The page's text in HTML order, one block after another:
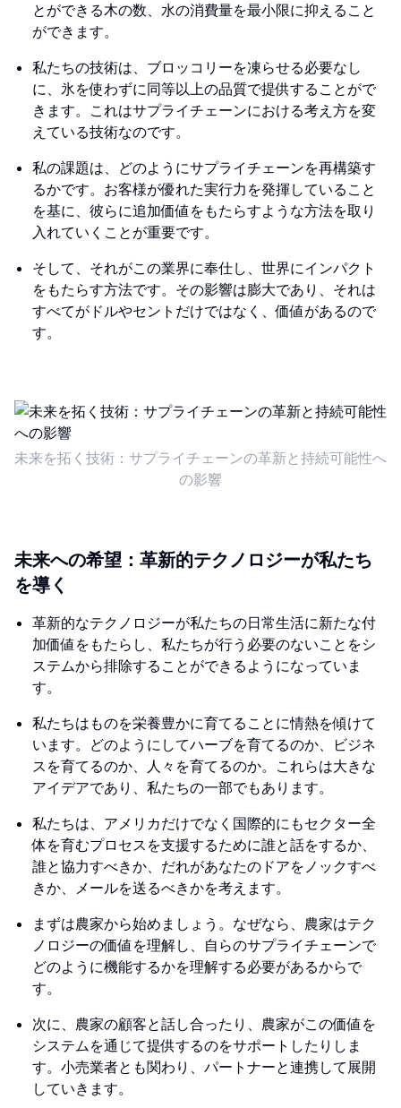
とができる木の数、水の消費量を最小限に抑えること
ができます。
私たちの技術は、ブロッコリーを凍らせる必要なし
に、氷を使わずに同等以上の品質で提供することがで
きます。これはサプライチェーンにおける考え方を変
えている技術なのです。
私の課題は、どのようにサプライチェーンを再構築す
るかです。お客様が優れた実行力を発揮していること
を基に、彼らに追加価値をもたらすような方法を取り
入れていくことが重要です。
そして、それがこの業界に奉仕し、世界にインパクト
をもたらす方法です。その影響は膨大であり、それは
すべてがドルやセントだけではなく、価値があるので
す。
未来を拓く技術：サプライチェーンの革新と持続可能性へ
の影響
未来への希望：革新的テクノロジーが私たち
を導く
革新的なテクノロジーが私たちの日常生活に新たな付
加価値をもたらし、私たちが行う必要のないことをシ
ステムから排除することができるようになっていま
す。
私たちはものを栄養豊かに育てることに情熱を傾けて
います。どのようにしてハーブを育てるのか、ビジネ
スを育てるのか、人々を育てるのか。これらは大きな
アイデアであり、私たちの一部でもあります。
私たちは、アメリカだけでなく国際的にもセクター全
体を育むプロセスを支援するために誰と話をするか、
誰と協力すべきか、だれがあなたのドアをノックすべ
きか、メールを送るべきかを考えます。
まずは農家から始めましょう。なぜなら、農家はテク
ノロジーの価値を理解し、自らのサプライチェーンで
どのように機能するかを理解する必要があるからで
す。
次に、農家の顧客と話し合ったり、農家がこの価値を
システムを通じて提供するのをサポートしたりしま
す。小売業者とも関わり、パートナーと連携して展開
していきます。